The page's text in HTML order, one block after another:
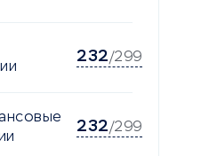
232/299
232/299